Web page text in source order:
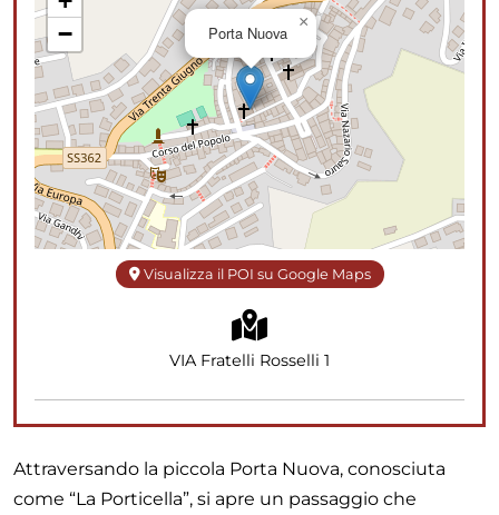
Porta Nuova
×
−
Visualizza il POI su Google Maps
VIA Fratelli Rosselli 1
Attraversando la piccola Porta Nuova, conosciuta
come “La Porticella”, si apre un passaggio che